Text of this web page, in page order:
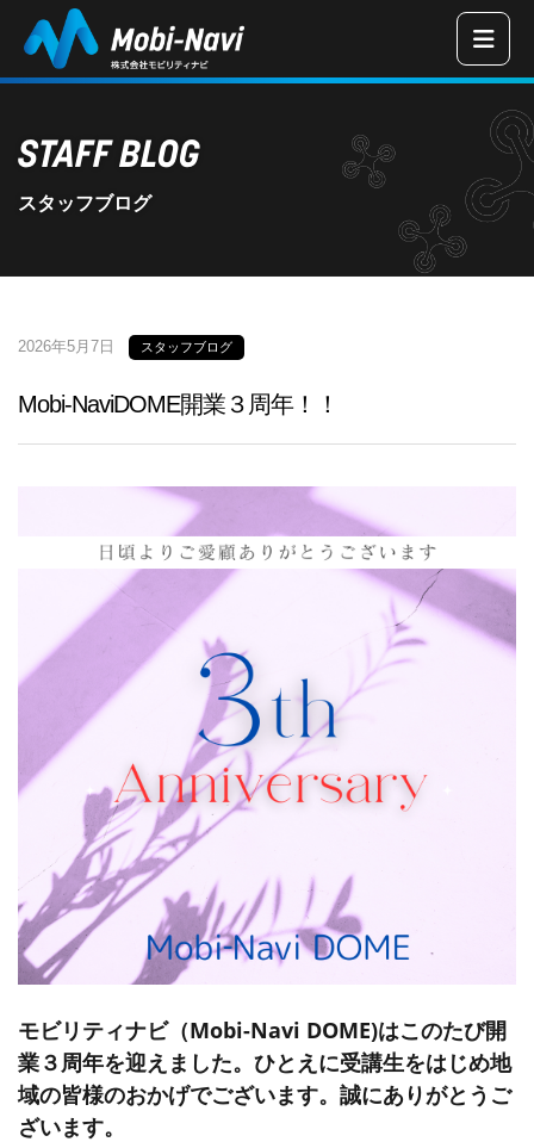
三重県津市
STAFF BLOG
スタッフブログ
2026年5月7日 スタッフブログ
Mobi‐NaviDOME開業３周年！！
モビリティナビ（Mobi-Navi DOME)はこのたび開
業３周年を迎えました。ひとえに受講生をはじめ地
域の皆様のおかげでございます。誠にありがとうご
ざいます。